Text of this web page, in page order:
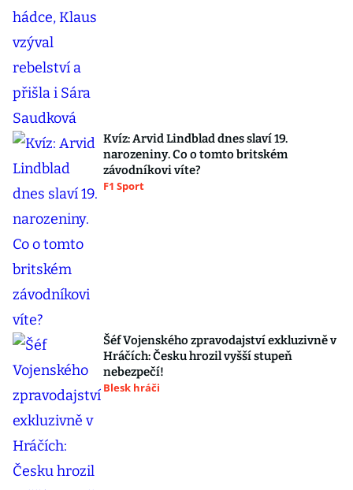
Kvíz: Arvid Lindblad dnes slaví 19.
narozeniny. Co o tomto britském
závodníkovi víte?
F1 Sport
Šéf Vojenského zpravodajství exkluzivně v
Hráčích: Česku hrozil vyšší stupeň
nebezpečí!
Blesk hráči